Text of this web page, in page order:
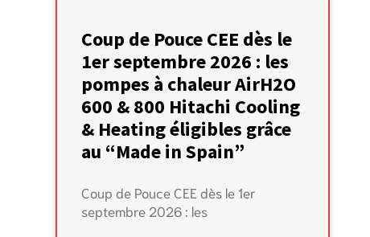
Coup de Pouce CEE dès le
1er septembre 2026 : les
pompes à chaleur AirH2O
600 & 800 Hitachi Cooling
& Heating éligibles grâce
au “Made in Spain”
Coup de Pouce CEE dès le 1er
septembre 2026 : les